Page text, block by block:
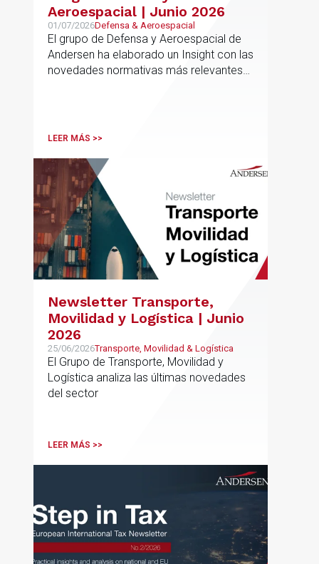
Aeroespacial | Junio 2026
01/07/2026Defensa & Aeroespacial
El grupo de Defensa y Aeroespacial de
Andersen ha elaborado un Insight con las
novedades normativas más relevantes
LEER MÁS >>
Newsletter Transporte,
Movilidad y Logística | Junio
2026
25/06/2026Transporte, Movilidad & Logística
El Grupo de Transporte, Movilidad y
Logística analiza las últimas novedades
del sector
LEER MÁS >>